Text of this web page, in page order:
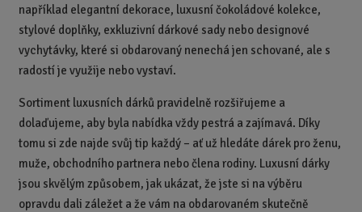
například elegantní dekorace, luxusní čokoládové kolekce,
stylové doplňky, exkluzivní dárkové sady nebo designové
vychytávky, které si obdarovaný nenechá jen schované, ale s
radostí je využije nebo vystaví.
Sortiment luxusních dárků pravidelně rozšiřujeme a
dolaďujeme, aby byla nabídka vždy pestrá a zajímavá. Díky
tomu si zde najde svůj tip každý – ať už hledáte dárek pro ženu,
muže, obchodního partnera nebo člena rodiny. Luxusní dárky
jsou skvělým způsobem, jak ukázat, že jste si na výběru
opravdu dali záležet a že vám na obdarovaném skutečně